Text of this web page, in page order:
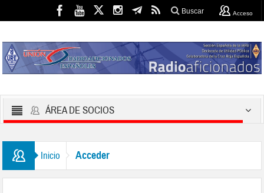
Buscar Acceso
ÁREA DE SOCIOS
Inicio Acceder